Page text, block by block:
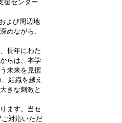
援センター
よび周辺地
めながら、
長年にわた
らは、本学
未来を見据
組織を越え
きな刺激と
ます。当セ
対応いただ